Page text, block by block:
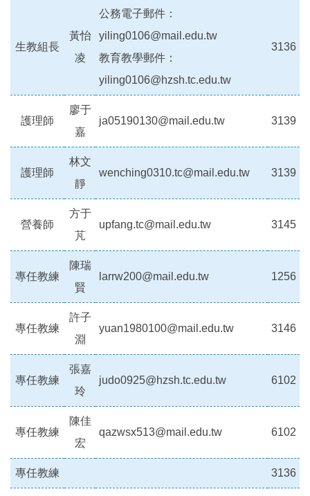
生教組長
黃怡
凌
公務電子郵件：
yiling0106@mail.edu.tw
教育教學郵件：
yiling0106@hzsh.tc.edu.tw
3136
護理師
廖于
嘉
ja05190130@mail.edu.tw 3139
護理師
林文
靜
wenching0310.tc@mail.edu.tw 3139
營養師
方于
芃
upfang.tc@mail.edu.tw 3145
專任教練
陳瑞
賢
larrw200@mail.edu.tw 1256
專任教練
許子
淵
yuan1980100@mail.edu.tw 3146
專任教練
張嘉
玲
judo0925@hzsh.tc.edu.tw 6102
專任教練
陳佳
宏
qazwsx513@mail.edu.tw 6102
專任教練 3136